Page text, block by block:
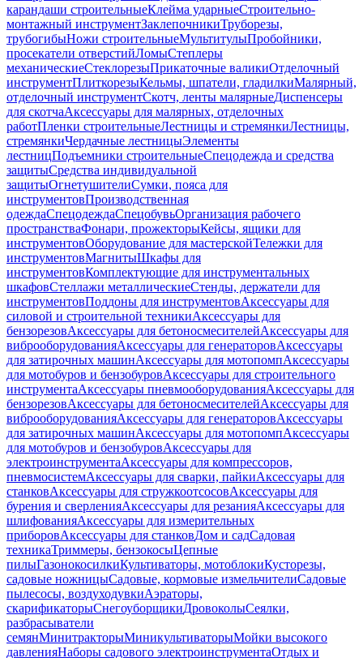
карандаши строительныеКлейма ударныеСтроительно-
монтажный инструментЗаклепочникиТруборезы,
трубогибыНожи строительныеМультитулыПробойники,
просекатели отверстийЛомыСтеплеры
механическиеСтеклорезыПрикаточные валикиОтделочный
инструментПлиткорезыКельмы, шпатели, гладилкиМалярный,
отделочный инструментСкотч, ленты малярныеДиспенсеры
для скотчаАксессуары для малярных, отделочных
работПленки строительныеЛестницы и стремянкиЛестницы,
стремянкиЧердачные лестницыЭлементы
лестницПодъемники строительныеСпецодежда и средства
защитыСредства индивидуальной
защитыОгнетушителиСумки, пояса для
инструментовПроизводственная
одеждаСпецодеждаСпецобувьОрганизация рабочего
пространстваФонари, прожекторыКейсы, ящики для
инструментовОборудование для мастерскойТележки для
инструментовМагнитыШкафы для
инструментовКомплектующие для инструментальных
шкафовСтеллажи металлическиеСтенды, держатели для
инструментовПоддоны для инструментовАксессуары для
силовой и строительной техникиАксессуары для
бензорезовАксессуары для бетоносмесителейАксессуары для
виброоборудованияАксессуары для генераторовАксессуары
для затирочных машинАксессуары для мотопомпАксессуары
для мотобуров и бензобуровАксессуары для строительного
инструментаАксессуары пневмооборудованияАксессуары для
бензорезовАксессуары для бетоносмесителейАксессуары для
виброоборудованияАксессуары для генераторовАксессуары
для затирочных машинАксессуары для мотопомпАксессуары
для мотобуров и бензобуровАксессуары для
электроинструментаАксессуары для компрессоров,
пневмосистемАксессуары для сварки, пайкиАксессуары для
станковАксессуары для стружкоотсосовАксессуары для
бурения и сверленияАксессуары для резанияАксессуары для
шлифованияАксессуары для измерительных
приборовАксессуары для станковДом и садСадовая
техникаТриммеры, бензокосыЦепные
пилыГазонокосилкиКультиваторы, мотоблокиКусторезы,
садовые ножницыСадовые, кормовые измельчителиСадовые
пылесосы, воздуходувкиАэраторы,
скарификаторыСнегоуборщикиДровоколыСеялки,
разбрасыватели
семянМинитракторыМиникультиваторыМойки высокого
давленияНаборы садового электроинструментаОтдых и